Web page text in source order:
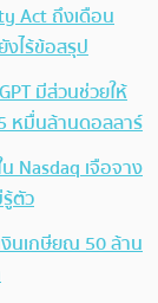
Act ถึงเดือน
ไร้ข้อสรุป
มีส่วนช่วยให้
หมื่นล้านดอลลาร์
Nasdaq เจือจาง
ตัว
งินเกษียณ 50 ล้าน